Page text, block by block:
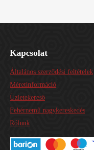
Kapcsolat
Általános szerződési feltételek
Méretinformáció
Üzletekereső
Fehérnemű nagykereskedés
Rólunk